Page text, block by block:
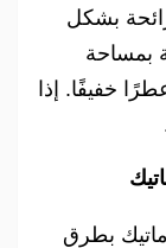
بشكل
بمساحة
خفيفًا. إذا
بطرق